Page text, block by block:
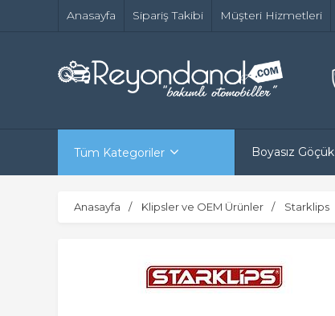
Anasayfa Sipariş Takibi Müşteri Hizmetleri
Tüm Kategoriler Boyasız
Anasayfa Klipsler ve OEM Ürünler Starklips